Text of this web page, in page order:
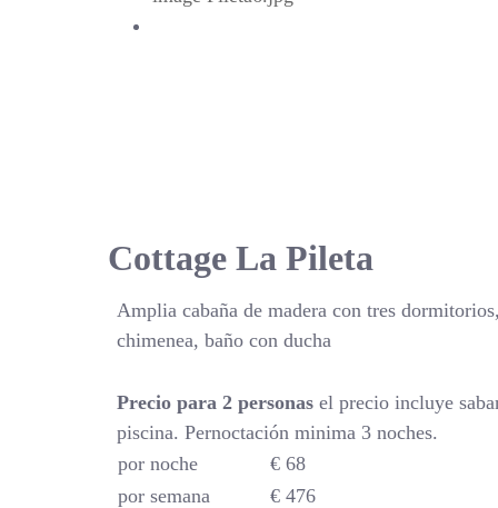
Cottage La Pileta
Amplia cabaña de madera con tres
chimenea, baño con ducha
Precio para 2 personasel precio incluye
piscina. Pernoctación minima 3 noches.
por noche
€ 68
por semana
€ 476